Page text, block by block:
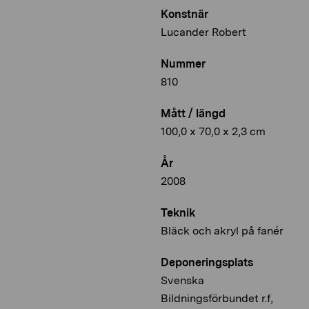
Konstnär
Lucander Robert
Nummer
810
Mått / längd
100,0 x 70,0 x 2,3 cm
År
2008
Teknik
Bläck och akryl på fanér
Deponeringsplats
Svenska
Bildningsförbundet r.f,